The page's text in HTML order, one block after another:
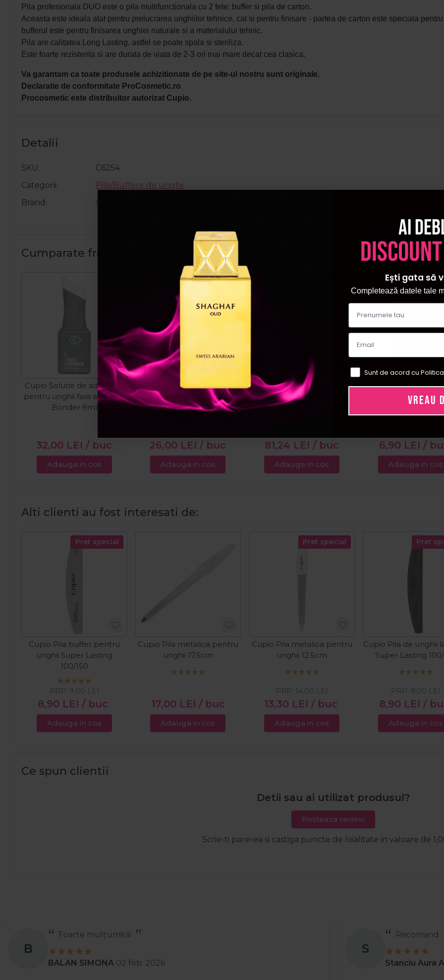
Pila profesionala DUO este o pila multifunctionala cu 2 fete: buffer si pila de carton.
Aceasta este ideala atat pentru prelucrarea unghiilor tehnice, cat si pentru finisare - partea de carton este speciala
bufferul este pentru finisarea unghiei naturale si a materialului tehnic.
Pila are calitatea Long Lasting, astfel se poate spala si steriliza.
Este foarte rezistenta si are durata de viata de 2-3 ori mai mare decat cea clasica.
Va garantam ca toate produsele achizitionate de pe site-ul nostru sunt originale.
Declaratie de conformitate ProCosmetic.ro
Procosmetic este distribuitor autorizat Cupio.
Detalii
SKU
C6254
Categorii
Pile/Buffere de unghii
Brand
Cupio
Cumparate frecvent impreuna:
Cupio Solutie de aderenta
pentru unghii fara acid Nail
Bonder 8ml
32,00 LEI / buc
Adauga in cos
Cupio Solutie de pregatire
pentru unghii Nail Prep 8ml
26,00 LEI / buc
Adauga in cos
Italwax Ceara epilatoare cu
lemn de santal Vanira
Aromatic Spa Sandalwood
81,24 LEI / buc
Adauga in cos
Pret
Italwax Ceara
liposolubila Rose
6,90 LEI /
Adauga in cos
Alti clienti au fost interesati de:
Pret special
Cupio Pila buffer pentru
unghii Super Lasting
100/150
8,90 LEI / buc
PRP: 9,00 LEI
Adauga in cos
Cupio Pila metalica pentru
unghii 17.5cm
17,00 LEI / buc
Adauga in cos
Pret special
Cupio Pila metalica pentru
unghii 12.5cm
13,30 LEI / buc
PRP: 14,00 LEI
Adauga in cos
Pret
Cupio Pila de unghii
Super Lasting
8,90 LEI /
PRP: 9,00 LEI
Adauga in cos
Ce spun clientii
Detii sau ai utilizat produsul?
Posteaza review
Scrie-ti parerea si castiga puncte de loialitate in valoare de
Ai
Ești gata să
Completează datele tale
Sunt de acord cu
VREAU